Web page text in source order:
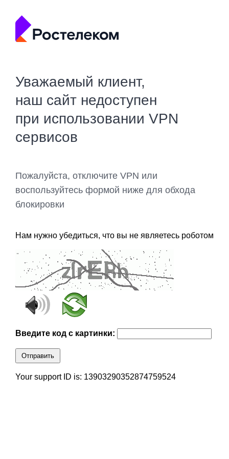
Уважаемый клиент,
наш сайт недоступен
при использовании VPN
сервисов
Пожалуйста, отключите VPN или
воспользуйтесь формой ниже для обхода
блокировки
Нам нужно убедиться, что вы не являетесь роботом
Введите код с картинки:
Отправить
Your support ID is: 13903290352874759524